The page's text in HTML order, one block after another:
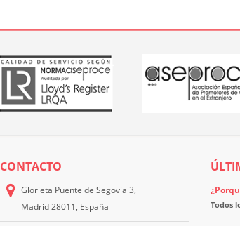
CONTACTO
Glorieta Puente de Segovia 3,
Madrid 28011, España
Todos